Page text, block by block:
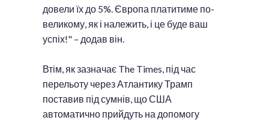
довели їх до 5%. Європа платитиме по-
великому, як і належить, і це буде ваш
успіх!" – додав він.
Втім, як зазначає The Times, під час
перельоту через Атлантику Трамп
поставив під сумнів, що США
автоматично прийдуть на допомогу